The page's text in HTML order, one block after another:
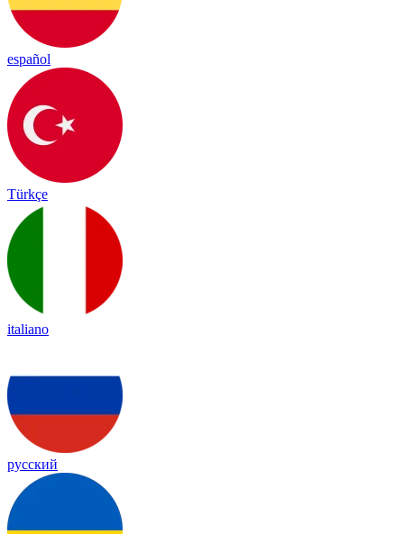
español
Türkçe
italiano
русский